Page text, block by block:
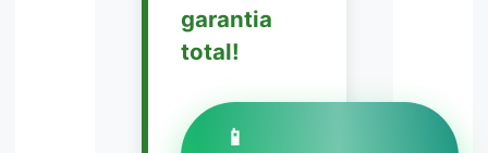
garantia
total!
📱